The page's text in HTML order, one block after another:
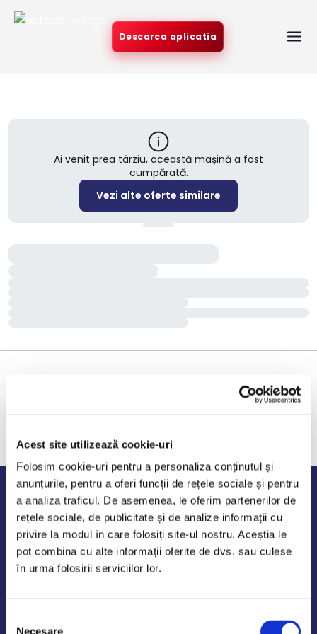
Acest site utilizează cookie-uri
Folosim cookie-uri pentru a personaliza conținutul și
anunțurile, pentru a oferi funcții de rețele sociale și pentru
a analiza traficul. De asemenea, le oferim partenerilor de
rețele sociale, de publicitate și de analize informații cu
privire la modul în care folosiți site-ul nostru. Aceștia le
pot combina cu alte informații oferite de dvs. sau culese
în urma folosirii serviciilor lor.
Necesare
Descarca aplicatia
Ai venit prea târziu, această mașină a fost
cumpărată.
Vezi alte oferte similare
Program de lucru
Luni - Vineri: 09:00-18:00
Sambata - Duminica: 10:00-14:00